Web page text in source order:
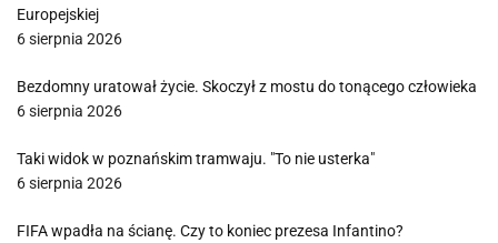
Europejskiej
6 sierpnia 2026
Bezdomny uratował życie. Skoczył z mostu do tonącego człowieka
6 sierpnia 2026
Taki widok w poznańskim tramwaju. "To nie usterka"
6 sierpnia 2026
FIFA wpadła na ścianę. Czy to koniec prezesa Infantino?